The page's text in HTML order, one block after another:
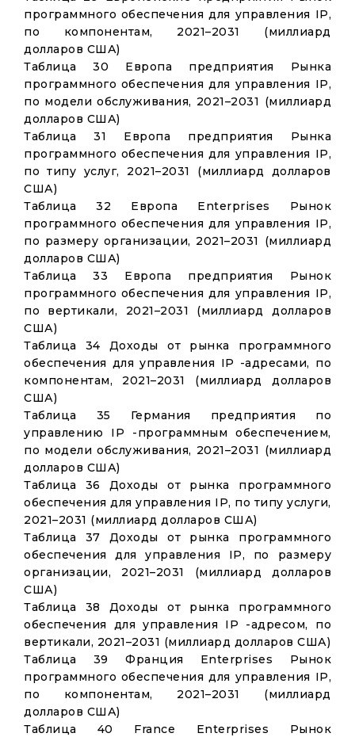
программного обеспечения для управления IP,
по компонентам, 2021–2031 (миллиард
долларов США)
Таблица 30 Европа предприятия Рынка
программного обеспечения для управления IP,
по модели обслуживания, 2021–2031 (миллиард
долларов США)
Таблица 31 Европа предприятия Рынка
программного обеспечения для управления IP,
по типу услуг, 2021–2031 (миллиард долларов
США)
Таблица 32 Европа Enterprises Рынок
программного обеспечения для управления IP,
по размеру организации, 2021–2031 (миллиард
долларов США)
Таблица 33 Европа предприятия Рынок
программного обеспечения для управления IP,
по вертикали, 2021–2031 (миллиард долларов
США)
Таблица 34 Доходы от рынка программного
обеспечения для управления IP -адресами, по
компонентам, 2021–2031 (миллиард долларов
США)
Таблица 35 Германия предприятия по
управлению IP -программным обеспечением,
по модели обслуживания, 2021–2031 (миллиард
долларов США)
Таблица 36 Доходы от рынка программного
обеспечения для управления IP, по типу услуги,
2021–2031 (миллиард долларов США)
Таблица 37 Доходы от рынка программного
обеспечения для управления IP, по размеру
организации, 2021–2031 (миллиард долларов
США)
Таблица 38 Доходы от рынка программного
обеспечения для управления IP -адресом, по
вертикали, 2021–2031 (миллиард долларов США)
Таблица 39 Франция Enterprises Рынок
программного обеспечения для управления IP,
по компонентам, 2021–2031 (миллиард
долларов США)
Таблица 40 France Enterprises Рынок